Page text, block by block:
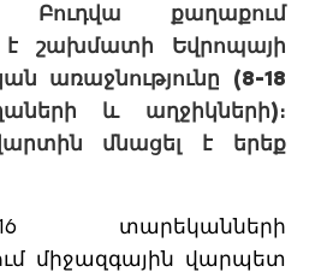
Բուդվա քաղաքում
է շախմատի Եվրոպայի
առաջնությունը (8-18
և աղջիկներ ի)։
մնացել է երեք
տարեկանների
միջազգային վարպետ